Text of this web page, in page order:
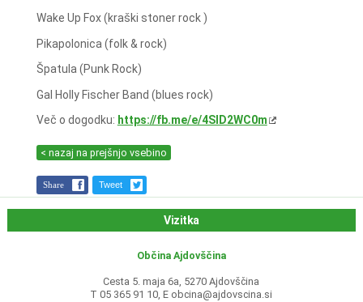
Wake Up Fox (kraški stoner rock )
Pikapolonica (folk & rock)
Špatula (Punk Rock)
Gal Holly Fischer Band (blues rock)
Več o dogodku: https://fb.me/e/4SlD2WC0m
< nazaj na prejšnjo vsebino
Share Tweet
Vizitka
Občina Ajdovščina
Cesta 5. maja 6a, 5270 Ajdovščina
T 05 365 91 10, E obcina@ajdovscina.si